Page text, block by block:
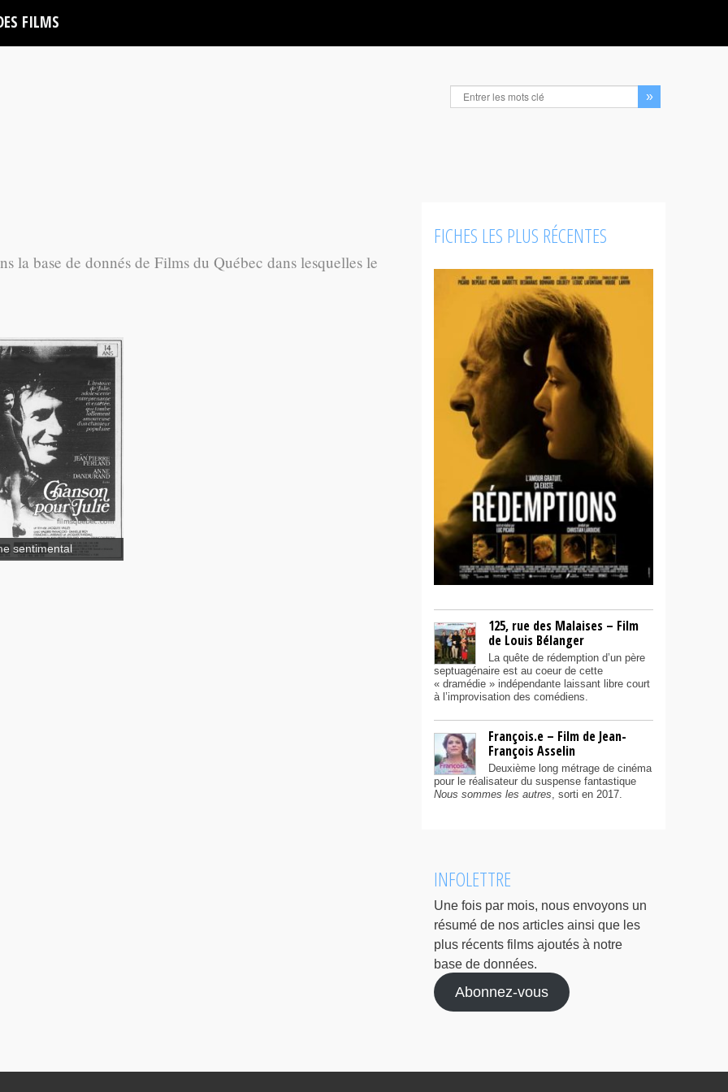
FILMS
la base de donnés de Films du Québec dans lesquelles le
sentimental
FICHES LES PLUS RÉCENTES
125, rue des Malaises – Film
de Louis Bélanger
La quête de rédemption d’un père
septuagénaire est au coeur de cette
« dramédie » indépendante laissant libre court
à l’improvisation des comédiens.
François.e – Film de Jean-
François Asselin
Deuxième long métrage de cinéma
pour le réalisateur du suspense fantastique
Nous sommes les autres, sorti en 2017.
INFOLETTRE
Une fois par mois, nous envoyons un
résumé de nos articles ainsi que les
plus récents films ajoutés à notre
base de données.
Abonnez-vous